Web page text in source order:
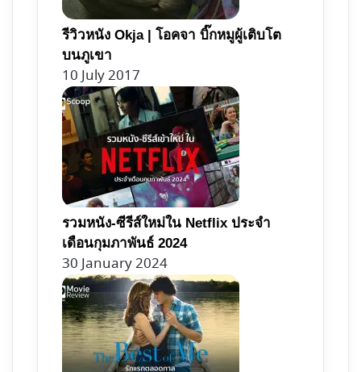
รีวิวหนัง Okja | โอคจา บิ๊กหมูผู้เติบโต
บนภูเขา
10 July 2017
รวมหนัง-ซีรีส์ใหม่ใน Netflix ประจำ
เดือนกุมภาพันธ์ 2024
30 January 2024